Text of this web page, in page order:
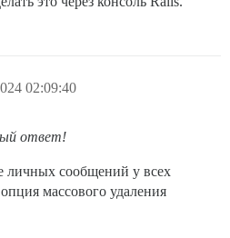
02:09:40
ответ!
личных сообщений у всех
массового удаления